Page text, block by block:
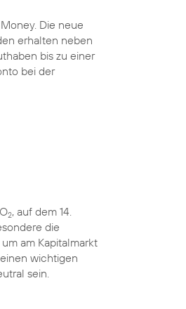
Money. Die neue
erhalten neben
bis zu einer
bei der
2, auf dem 14.
die
am Kapitalmarkt
wichtigen
sein.